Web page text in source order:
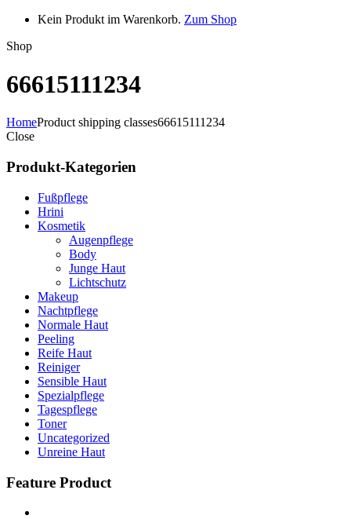
Kein Produkt im Warenkorb. Zum Shop
Shop
66615111234
HomeProduct shipping classes66615111234
Close
Produkt-Kategorien
Fußpflege
Hrini
Kosmetik
Augenpflege
Body
Junge Haut
Lichtschutz
Makeup
Nachtpflege
Normale Haut
Peeling
Reife Haut
Reiniger
Sensible Haut
Spezialpflege
Tagespflege
Toner
Uncategorized
Unreine Haut
Feature Product